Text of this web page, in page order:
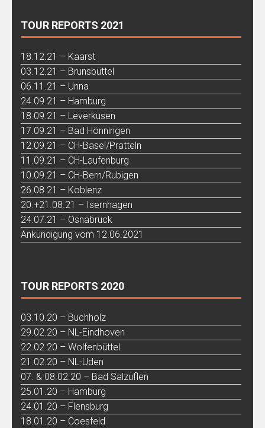
TOUR REPORTS 2021
18.12.21 – Kaarst
03.12.21 – Brunsbüttel
06.11.21 – Unna
24.09.21 – Hamburg
18.09.21 – Leverkusen
17.09.21 – Bad Hönningen
12.09.21 – CH-Basel/Pratteln
11.09.21 – CH-Laufenburg
10.09.21 – CH-Bern/Rubigen
26.08.21 – Koblenz
20.+21.08.21 – Isernhagen
24.07.21 – Osnabrück
Ankündigung vom 12.06.2021
TOUR REPORTS 2020
03.10.20 – Buchholz
29.02.20 – NL-Eindhoven
22.02.20 – Wolfenbüttel
21.02.20 – NL-Uden
07. & 08.02.20 – Bad Salzuflen
25.01.20 – Hamburg
24.01.20 – Flensburg
18.01.20 – Coesfeld